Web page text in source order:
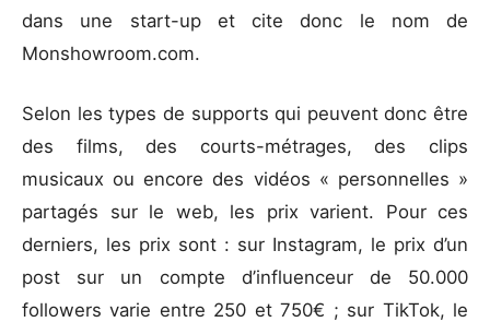
dans une start-up et cite donc le nom de
Monshowroom.com.
Selon les types de supports qui peuvent donc être
des films, des courts-métrages, des clips
musicaux ou encore des vidéos « personnelles »
partagés sur le web, les prix varient. Pour ces
derniers, les prix sont : sur Instagram, le prix d’un
post sur un compte d’influenceur de 50.000
followers varie entre 250 et 750€ ; sur TikTok, le